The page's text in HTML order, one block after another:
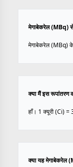
मेगाबेकरेल (MBq)
मेगाबेकरेल (MBq)
क्या मैं इस रूपांतरण
हाँ। 1 क्यूरी (Ci)
क्या यह मेगाबेकरेल